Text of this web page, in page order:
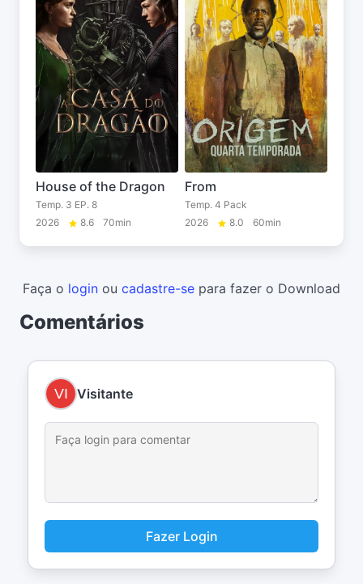
House of the Dragon
Temp. 3 EP. 8
2026
8.6 70min
From
Temp. 4 Pack
2026
8.0 60min
Faça o login ou cadastre-se para fazer o Download
Comentários
Visitante
Fazer Login